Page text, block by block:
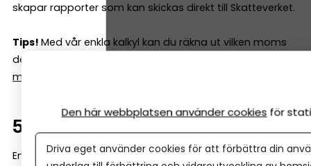
skapar rapporter som kan skickas direkt till Skatteverket.
Tips! Med vår enkla kalkyl kan du räkna ut vilken moms
det blir – både framlänges och baklänges.
momskalkyl här.
5. Avsluta perioden
En “period” i bokföringen är ofta en månad (många
Den här webbplatsen använder cookies för
Driva eget använder cookies för att förbättra din